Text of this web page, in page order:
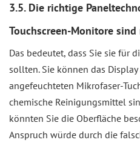
3.5. Die richtige
Touchscreen-Monitore
Das bedeutet, dass Sie sie für
sollten. Sie können das
angefeuchteten Mikrofaser-
chemische Reinigungsmittel
könnten Sie die Oberfläche
Anspruch würde durch die